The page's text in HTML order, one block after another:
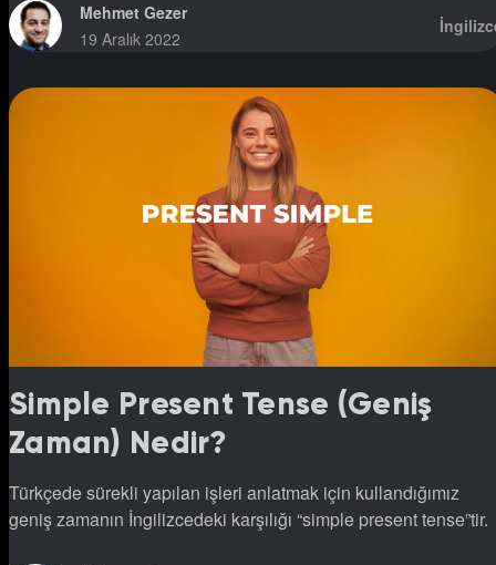
Mehmet Gezer
19 Aralık 2022
Simple Present Tense (Geniş
Zaman) Nedir?
Türkçede sürekli yapılan işleri anlatmak için kullandığımız
geniş zamanın İngilizcedeki karşılığı “simple present tense”tir.